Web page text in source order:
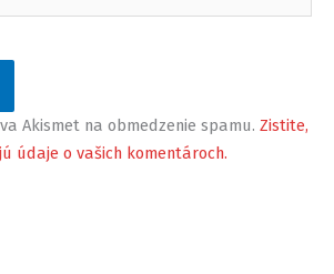
Akismet na obmedzenie spamu. Zistite,
údaje o vašich komentároch.